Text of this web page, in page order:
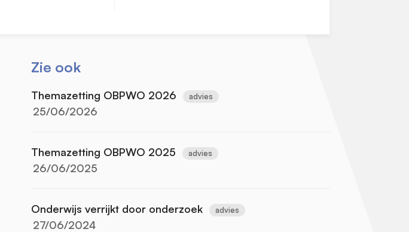
Zie ook
Themazetting OBPWO 2026 advies
25/06/2026
Themazetting OBPWO 2025 advies
26/06/2025
Onderwijs verrijkt door onderzoek advies
27/06/2024